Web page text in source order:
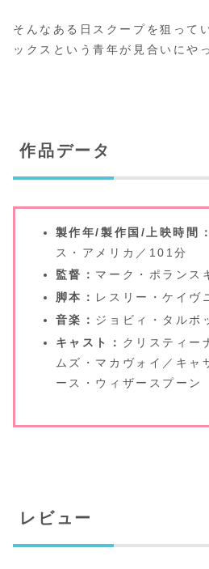
そんなある日スクープを狙って
ックスという青年が見合いにや
作品データ
製作年/製作国/上映時間：
ス・アメリカ／101分
監督： マーク・ポランス
脚本： レスリー・ケイヴ
音楽： ジョビィ・タルボ
キャスト： クリスティー
ムズ・マカヴォイ／キャ
ース・ウィザースプーン
レビュー